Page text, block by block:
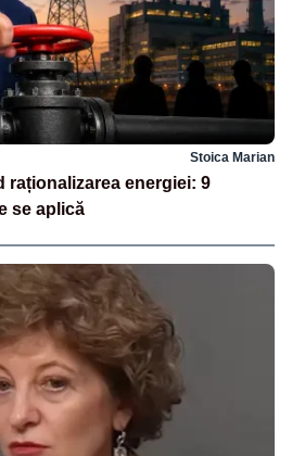
Stoica Marian
raționalizarea energiei: 9
se aplică